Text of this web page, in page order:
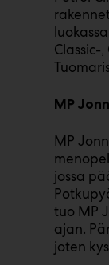
Classic-
MP
MP
jossa
tuo MP
ajan.
joten